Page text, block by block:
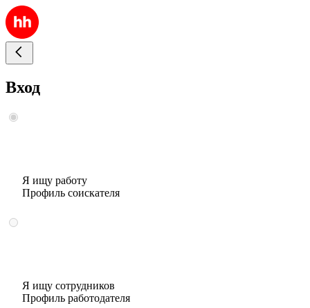
Вход
Я ищу работу
Профиль соискателя
Я ищу сотрудников
Профиль работодателя